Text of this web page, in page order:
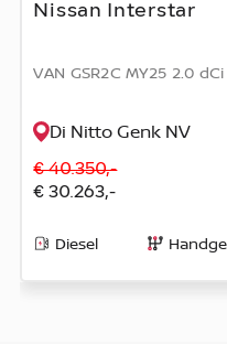
Nissan Interstar
VAN GSR2C MY25 2.0
Di Nitto Genk NV
€ 40.350,-
€ 30.263,-
Diesel